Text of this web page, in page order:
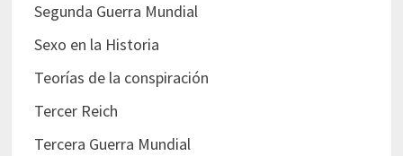
Segunda Guerra Mundial
Sexo en la Historia
Teorías de la conspiración
Tercer Reich
Tercera Guerra Mundial